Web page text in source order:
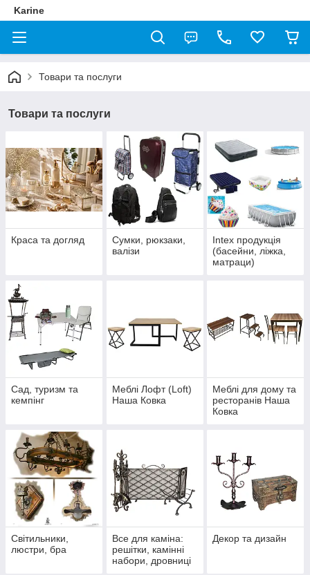
Karine
Товари та послуги
Товари та послуги
Краса та догляд
Сумки, рюкзаки,
валізи
Intex продукція
(басейни, ліжка,
матраци)
Сад, туризм та
кемпінг
Меблі Лофт (Loft)
Наша Ковка
Меблі для дому та
ресторанів Наша
Ковка
Світильники,
люстри, бра
Все для каміна:
решітки, камінні
набори, дровниці
Декор та дизайн